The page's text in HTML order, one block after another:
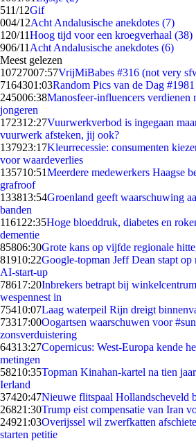
511/12Gif
004/12Acht Andalusische anekdotes (7)
1 20/11Hoog tijd voor een kroegverhaal (38)
906/11 Acht Andalusische anekdotes (6)
Meest gelezen
10727007:57VrijMiBabes #316 (not very
7164301:03Random Pics van de Dag #1981
245006:38Manosfeer-influencers verdienen
jongeren
172312:27Vuurwerkverbod is ingegaan
vuurwerk afsteken, jij ook?
137923:17Kleurrecessie: consumenten
voor waardeverlies
135710:51Meerdere medewerkers Haagse
grafroof
133813:54Groenland geeft waarschuwing
banden
1161 22:35Hoge bloeddruk, diabetes en
dementie
85806:30Grote kans op vijfde regionale
81910:22Google-topman Jeff Dean stapt op
AI-start-up
78617:20Inbrekers betrapt bij
wespennest in
75410:07Laag waterpeil Rijn dreigt
73317:00Oogartsen waarschuwen voor
zonsverduistering
64313:27Copernicus: West-Europa kende
metingen
58210:35Topman Kinahan-kartel na tien
Ierland
37420:47Nieuwe flitspaal Hollandscheveld
26821:30Trump eist compensatie van Iran
24921:03Overijssel wil zwerfkatten
starten petitie